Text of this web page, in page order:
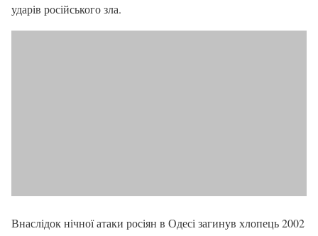
ударів російського зла.
Внаслідок нічної атаки росіян в Одесі загинув хлопець 2002